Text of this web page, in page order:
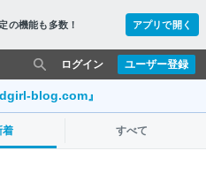
の機能も多数！ アプリで開く
ユーザー登録
ログイン
blog.com』
着 すべて